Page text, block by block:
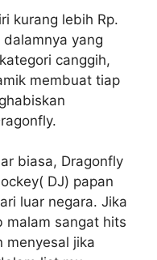
kurang lebih Rp.
yang
canggih,
membuat tiap
biasa, Dragonfly
DJ) papan
luar negara. Jika
malam sangat hits
menyesal jika